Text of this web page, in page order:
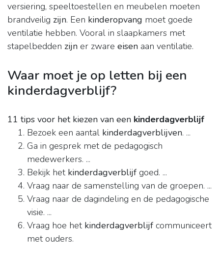
versiering, speeltoestellen en meubelen moeten
brandveilig zijn. Een kinderopvang moet goede
ventilatie hebben. Vooral in slaapkamers met
stapelbedden zijn er zware eisen aan ventilatie.
Waar moet je op letten bij een
kinderdagverblijf?
11 tips voor het kiezen van een kinderdagverblijf
Bezoek een aantal kinderdagverblijven. ...
Ga in gesprek met de pedagogisch
medewerkers. ...
Bekijk het kinderdagverblijf goed. ...
Vraag naar de samenstelling van de groepen. ...
Vraag naar de dagindeling en de pedagogische
visie. ...
Vraag hoe het kinderdagverblijf communiceert
met ouders.